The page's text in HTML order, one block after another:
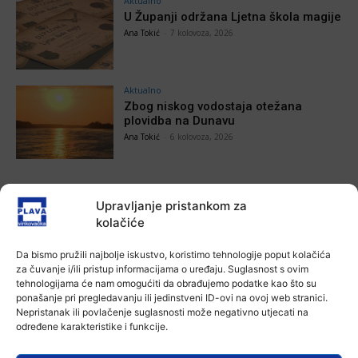
Upravljanje pristankom za
kolačiće
Da bismo pružili najbolje iskustvo, koristimo tehnologije poput kolačića
za čuvanje i/ili pristup informacijama o uređaju. Suglasnost s ovim
tehnologijama će nam omogućiti da obrađujemo podatke kao što su
ponašanje pri pregledavanju ili jedinstveni ID-ovi na ovoj web stranici.
Nepristanak ili povlačenje suglasnosti može negativno utjecati na
određene karakteristike i funkcije.
U Županji održana Ljetna škola magije
Ana Tokić 7 kolovoza, 2026
Aktualno
Zbog niskog vodostaja otežana
plovidba na Dunavu
Ana Tokić 6 kolovoza, 2026
POVEZANE VIJESTI
Aktualno
Autoklub Vinkovci u rujnu će obilježiti
stotu godišnjicu djelovanja
7 kolovoza, 2026